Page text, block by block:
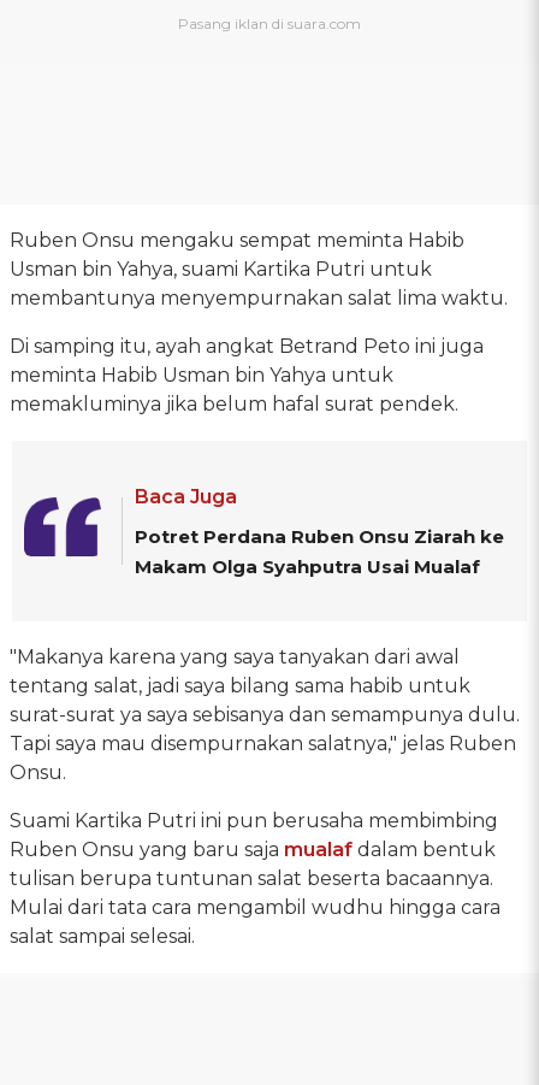
Ruben Onsu mengaku sempat meminta Habib
Usman bin Yahya, suami Kartika Putri untuk
membantunya menyempurnakan salat lima waktu.
Di samping itu, ayah angkat Betrand Peto ini juga
meminta Habib Usman bin Yahya untuk
memakluminya jika belum hafal surat pendek.
Baca Juga
Potret Perdana Ruben Onsu Ziarah ke
Makam Olga Syahputra Usai Mualaf
"Makanya karena yang saya tanyakan dari awal
tentang salat, jadi saya bilang sama habib untuk
surat-surat ya saya sebisanya dan semampunya dulu.
Tapi saya mau disempurnakan salatnya," jelas Ruben
Onsu.
Suami Kartika Putri ini pun berusaha membimbing
Ruben Onsu yang baru saja mualaf dalam bentuk
tulisan berupa tuntunan salat beserta bacaannya.
Mulai dari tata cara mengambil wudhu hingga cara
salat sampai selesai.